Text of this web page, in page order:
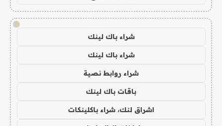
!
شراء باك لينك
شراء باك لينك
شراء روابط نصية
باقات باك لينك
اشراق لنك، شراء باكلينكات